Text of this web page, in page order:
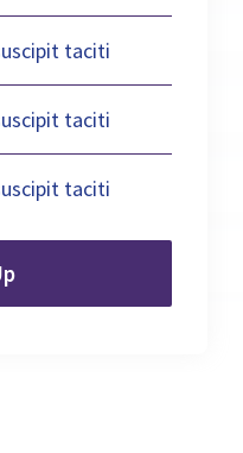
taciti
taciti
taciti